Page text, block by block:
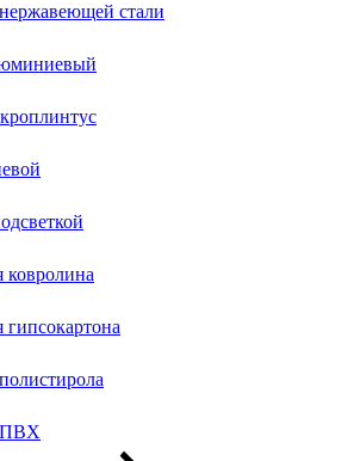
стали
ковролина
гипсокартона